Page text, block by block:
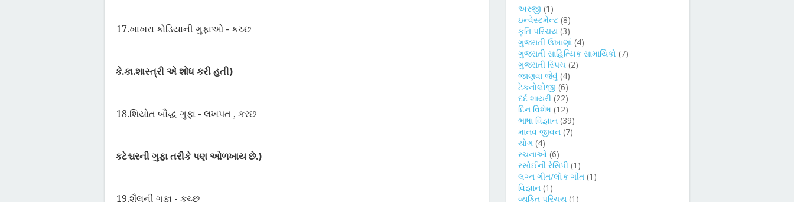
17.ખાખરા કોડિયાની ગુફાઓ - કચ્છ
કે.કા.શાસ્ત્રી એ શોધ કરી હતી)
18.શિયોત બૌદ્ધ ગુફા - લખપત , કરછ
કટેશ્ચરની ગુફા તરીકે પણ ઓળખાય છે.)
19.શૈલની ગુફા - કચ્છ
અરજી (1)
ઇન્વેસ્ટમેન્ટ (8)
કૃતિ પરિચય (3)
ગુજરાતી ઉખાણાં (4)
ગુજરાતી સાહિત્યિક સામાયિકો (7)
ગુજરાતી સ્પિચ (2)
જાણવા જેવું (4)
ટેકનોલોજી (6)
દર્દ શાયરી (22)
દિન વિશેષ (12)
ભાષા વિજ્ઞાન (39)
માનવ જીવન (7)
યોગ (4)
રચનાઓ (6)
રસોઈની રેસિપી (1)
લગ્ન ગીત/લોક ગીત (1)
વિજ્ઞાન (1)
વ્યક્તિ પરિચય (1)